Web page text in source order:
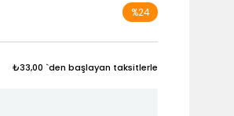
%24
₺33,00 `den başlayan taksitlerle